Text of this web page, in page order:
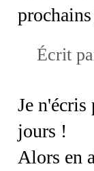
Écrit
Je
jours !
Alors en